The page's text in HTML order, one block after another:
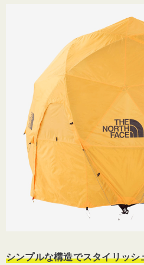
シンプルな構造でスタイリッ